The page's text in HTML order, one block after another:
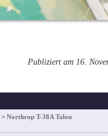
Publiziert am 16.
> Northrop T-38A Talon